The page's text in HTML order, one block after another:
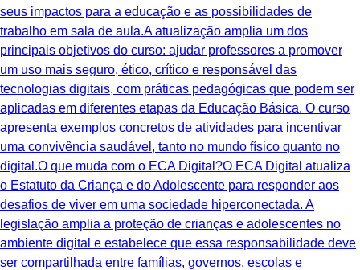
seus impactos para a educação e as possibilidades de
trabalho em sala de aula.A atualização amplia um dos
principais objetivos do curso: ajudar professores a promover
um uso mais seguro, ético, crítico e responsável das
tecnologias digitais, com práticas pedagógicas que podem ser
aplicadas em diferentes etapas da Educação Básica. O curso
apresenta exemplos concretos de atividades para incentivar
uma convivência saudável, tanto no mundo físico quanto no
digital.O que muda com o ECA Digital?O ECA Digital atualiza
o Estatuto da Criança e do Adolescente para responder aos
desafios de viver em uma sociedade hiperconectada. A
legislação amplia a proteção de crianças e adolescentes no
ambiente digital e estabelece que essa responsabilidade deve
ser compartilhada entre famílias, governos, escolas e